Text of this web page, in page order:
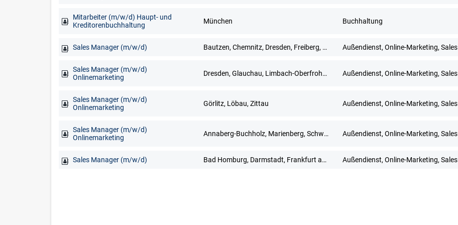
Mitarbeiter (m/w/d) Haupt- und
Kreditorenbuchhaltung
München Buchhaltung
Sales Manager (m/w/d) Bautzen, Chemnitz, Dresden, Freiberg, Gera, Görlitz, Meißen, Mittweida, Pirna, Plauen, Zwickau Außendienst, Online-Marketing, Sales
Sales Manager (m/w/d)
Onlinemarketing
Dresden, Glauchau, Limbach-Oberfrohna, Meerane, Plauen, Zwickau Außendienst, Online-Marketing, Sales
Sales Manager (m/w/d)
Onlinemarketing
Görlitz, Löbau, Zittau Außendienst, Online-Marketing, Sales
Sales Manager (m/w/d)
Onlinemarketing
Annaberg-Buchholz, Marienberg, Schwarzenberg/Erzgebirge Außendienst, Online-Marketing, Sales
Sales Manager (m/w/d) Bad Homburg, Darmstadt, Frankfurt am Main, Hanau, Limburg an der Lahn, Mainz, Neu-Isenburg, Offenbach am Main, Rüsselsheim, Wiesbaden Außendienst, Online-Marketing, Sales